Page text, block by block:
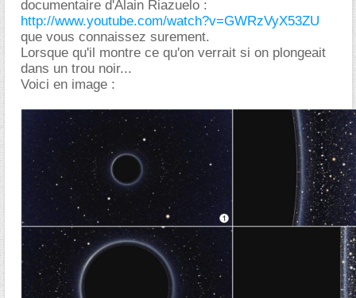
documentaire d'Alain Riazuelo :
http://www.youtube.com/watch?v=GWRzVyX53ZU
que vous connaissez surement.
Lorsque qu'il montre ce qu'on verrait si on plongeait
dans un trou noir...
Voici en image :